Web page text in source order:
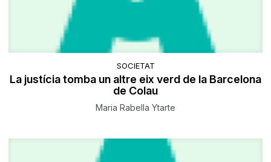
SOCIETAT
La justícia tomba un altre eix verd de la Barcelona
de Colau
Maria Rabella Ytarte